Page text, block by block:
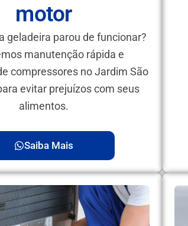
motor
geladeira parou de funcionar?
manutenção rápida e
compressores no Jardim São
evitar prejuízos com seus
alimentos.
Saiba Mais